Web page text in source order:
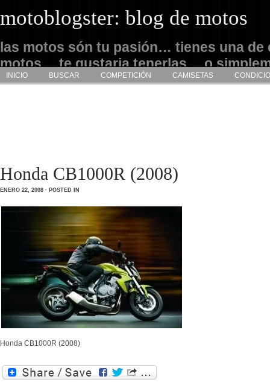
motoblogster: blog de motos
las motos són tu pasión… tienes una de
motos… te gustaria tenerlas… o
admirarlas… este es tu sitio
INICIO BUSCAR COMPETICIÓN CAMISETAS
Honda CB1000R (2008)
ENERO 22, 2008 · POSTED IN
Honda CB1000R (2008)